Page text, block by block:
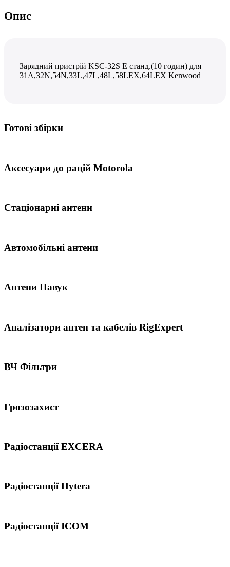
(10
годин)
Опис
Зарядний пристрій KSC-32S E станд.(10 годин) для
31А,32N,54N,33L,47L,48L,58LEX,64LEX Kenwood
Готові збірки
Аксесуари до рацій Motorola
Стаціонарні антени
Автомобільні антени
Антени Павук
Аналізатори антен та кабелів RigExpert
ВЧ Фільтри
Грозозахист
Радіостанції EXCERA
Радіостанції Hytera
Радіостанції ICOM